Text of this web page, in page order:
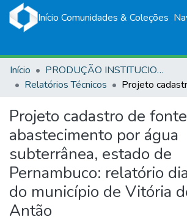
Início Comunidades & Coleções
Início
PRODUÇÃO INSTITUCIONAL
Relatórios Técnicos
Projeto cadastro de
abastecimento por água
subterrânea, estado de
Pernambuco: relatório
do município de Vitória
Antão